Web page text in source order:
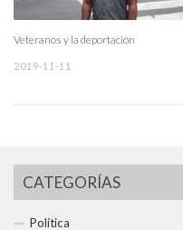
Veteranos y la deportación
2019-11-11
CATEGORÍAS
Política